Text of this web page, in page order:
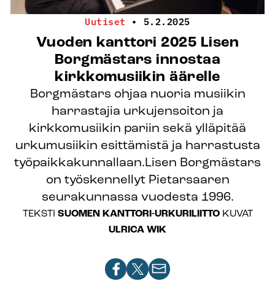
Uutiset • 5.2.2025
Vuoden kanttori 2025 Lisen
Borgmästars innostaa
kirkkomusiikin äärelle
Borgmästars ohjaa nuoria musiikin
harrastajia urkujensoiton ja
kirkkomusiikin pariin sekä ylläpitää
urkumusiikin esittämistä ja harrastusta
työpaikkakunnallaan.Lisen Borgmästars
on työskennellyt Pietarsaaren
seurakunnassa vuodesta 1996.
TEKSTI SUOMEN KANTTORI-URKURILIITTOKUVAT
ULRICA WIK
Jaa
artikkeli
Jaa
artikkeli
Jaa
artikkeli